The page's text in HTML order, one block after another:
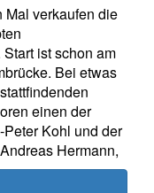
Mal verkaufen die
ist schon am
Bei etwas
einen der
Kohl und der
Hermann,